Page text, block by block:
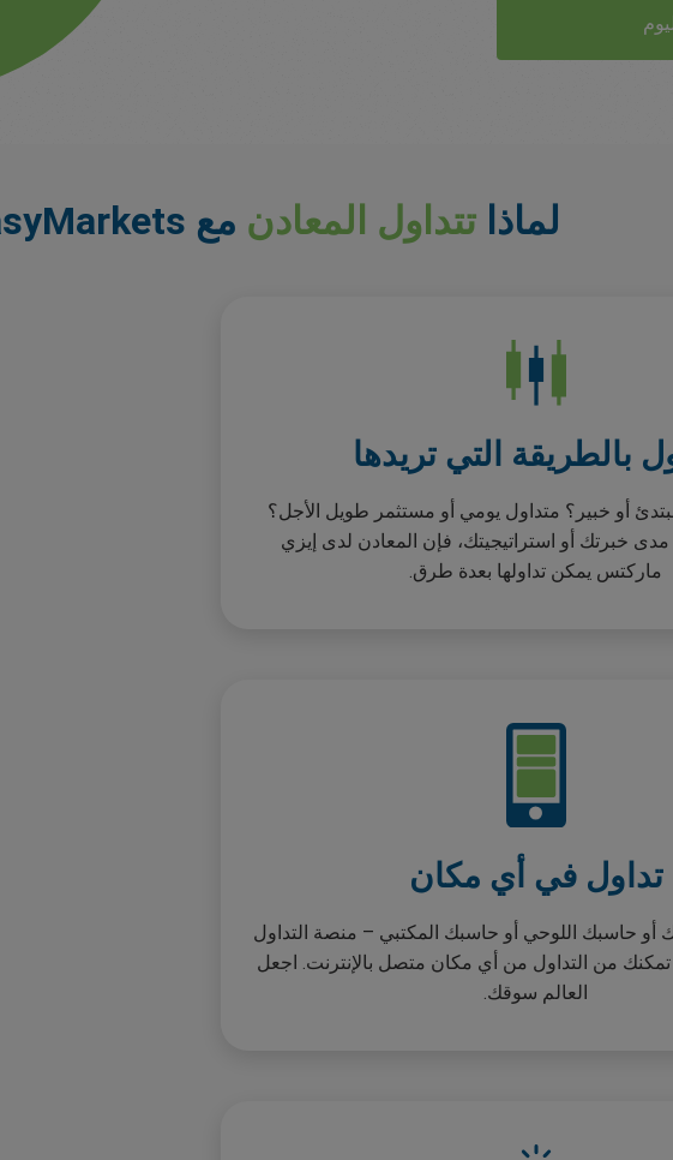
لماذا تتداول المعادن مع easyMarkets؟
بالطريقة التي تريدها
أو خبير؟ متداول يومي أو مستثمر طويل الأجل؟
خبرتك أو استراتيجيتك، فإن المعادن لدى إيزي
ماركتس يمكن تداولها بعدة طرق.
تداول في أي مكان
أو حاسبك اللوحي أو حاسبك المكتبي – منصة التداول
تمكنك من التداول من أي مكان متصل بالإنترنت. اجعل
العالم سوقك.